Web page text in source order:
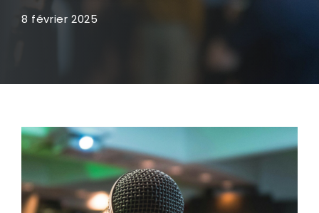
8 février 2025